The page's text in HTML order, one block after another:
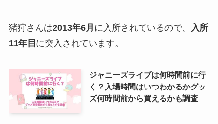
猪狩さんは2013年6月 に入所されているので、
入所
11年目 に突入されています。
ジャニーズライブは何時間前に行
く？入場時間はいつわかるかグッ
ズ何時間前から買えるかも調査